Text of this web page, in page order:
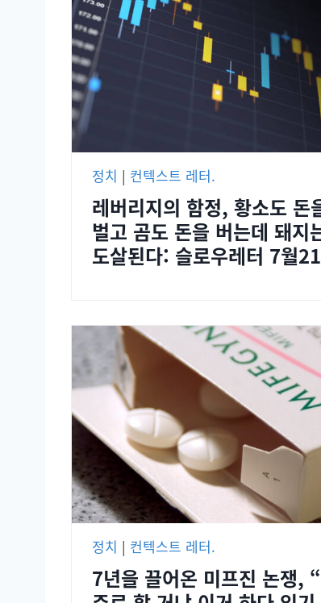
정치 | 컨텍스트 레터.
레버리지의 함정, 황소도 돈
벌고 곰도 돈을 버는데 돼지
도살된다: 슬로우레터 7월
정치 | 컨텍스트 레터.
7년을 끌어온 미프진 논쟁,